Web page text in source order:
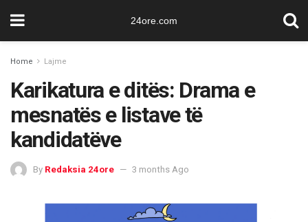
24ore.com
Home Lajme
Karikatura e ditës: Drama e
mesnatës e listave të
kandidatëve
By Redaksia 24ore 3 months Ago